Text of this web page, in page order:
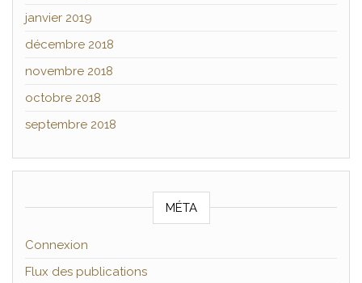
janvier 2019
décembre 2018
novembre 2018
octobre 2018
septembre 2018
MÉTA
Connexion
Flux des publications